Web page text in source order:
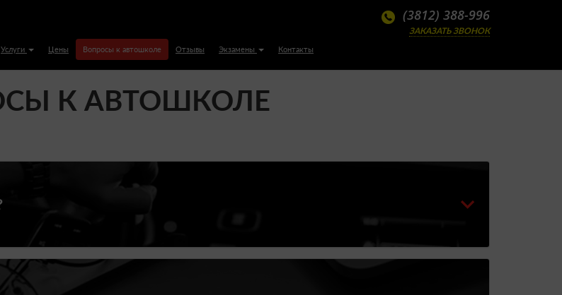
Услуги Цены Вопросы к автошколе Отзывы Экзамены Контакты
(3812) 388-996
ЗАКАЗАТЬ ЗВОНОК
К АВТОШКОЛЕ